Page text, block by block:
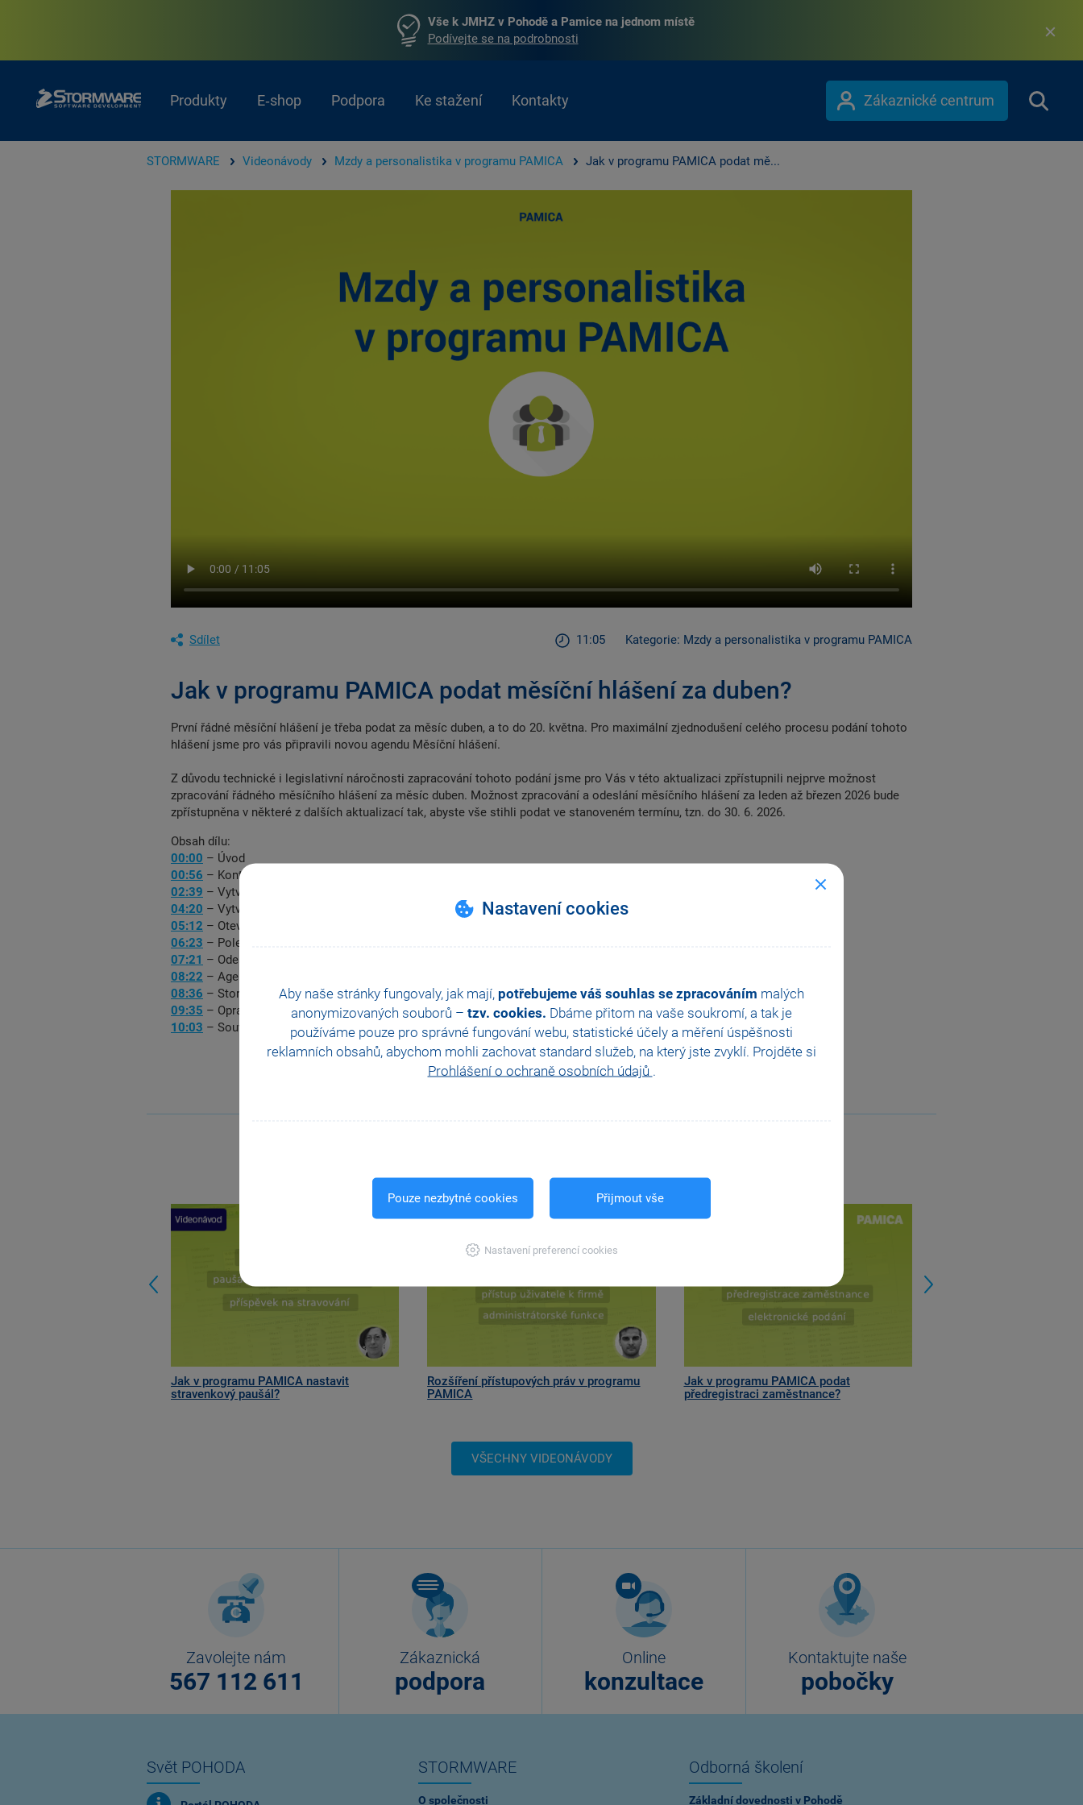
Nastavení cookies
Aby naše stránky fungovaly, jak mají, potřebujeme váš souhlas se zpracováním malých
anonymizovaných souborů – tzv. cookies. Dbáme přitom na vaše soukromí, a tak je
používáme pouze pro správné fungování webu, statistické účely a měření úspěšnosti
reklamních obsahů, abychom mohli zachovat standard služeb, na který jste zvyklí. Projděte si
Prohlášení o ochraně osobních údajů .
Pouze nezbytné cookies Přijmout vše
Nastavení preferencí cookies
Vše k JMHZ v Pohodě a Pamice na jednom místě
Podívejte se na podrobnosti
Produkty E‑shop Podpora Ke stažení Kontakty Zákaznické centrum
STORMWARE Videonávody Mzdy a personalistika v programu PAMICA Jak v programu PAMICA podat mě...
Sdílet 11:05 Kategorie: Mzdy a personalistika v programu PAMICA
Jak v programu PAMICA podat měsíční hlášení za duben?
První řádné měsíční hlášení je třeba podat za měsíc duben, a to do 20. května. Pro maximální zjednodušení celého procesu podání tohoto
hlášení jsme pro vás připravili novou agendu Měsíční hlášení.
Z důvodu technické i legislativní náročnosti zapracování tohoto podání jsme pro Vás v této aktualizaci zpřístupnili nejprve možnost
zpracování řádného měsíčního hlášení za měsíc duben. Možnost zpracování a odeslání měsíčního hlášení za leden až březen 2026 bude
zpřístupněna v některé z dalších aktualizací tak, abyste vše stihli podat ve stanoveném termínu, tzn. do 30. 6. 2026.
Obsah dílu:
00:00 – Úvod
00:56 – Kontroly před podáním
02:39 – Vytvoření a zaúčtování mezd
04:20 – Vytvoření měsíčního hlášení
05:12 – Otevření měsíčního hlášení a kontrola údajů
06:23 – Pole GUID a Primární PPV
07:21 – Odeslání měsíčního hlášení
08:22 – Agenda Elektronická podání
08:36 – Storno řádného podání
09:35 – Opravné podání
10:03 – Související změny v dalších agendách
ZPĚT NA VŠECHNY VIDEONÁVODY
Jak v programu PAMICA nastavit
stravenkový paušál?
Rozšíření přístupových práv v programu
PAMICA
Jak v programu PAMICA podat
předregistraci zaměstnance?
Previous
VŠECHNY VIDEONÁVODY
Zavolejte nám
567 112 611
Zákaznická
podpora
Online
konzultace
Kontaktujte naše
pobočky
Svět POHODA STORMWARE
O společnosti
Odborná školení
Základní dovednosti v Pohodě